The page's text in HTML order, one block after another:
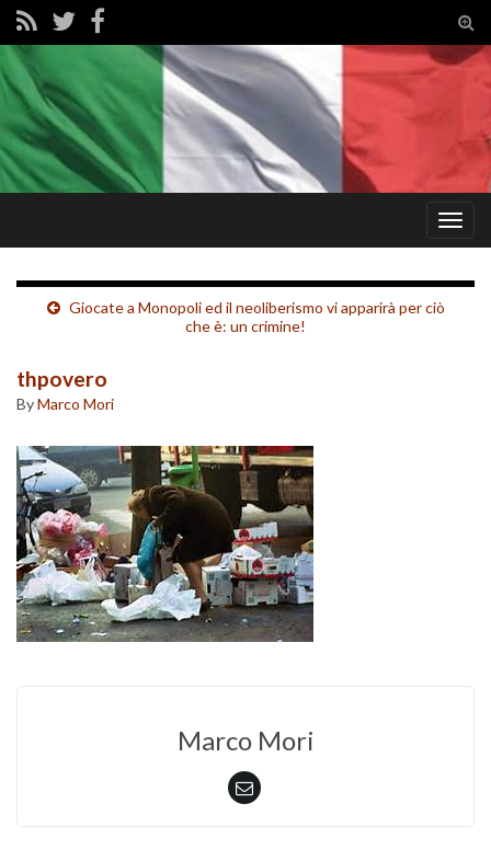
Giocate a Monopoli ed il neoliberismo vi apparirà per ciò
che è: un crimine!
thpovero
ByMarco Mori
Marco Mori